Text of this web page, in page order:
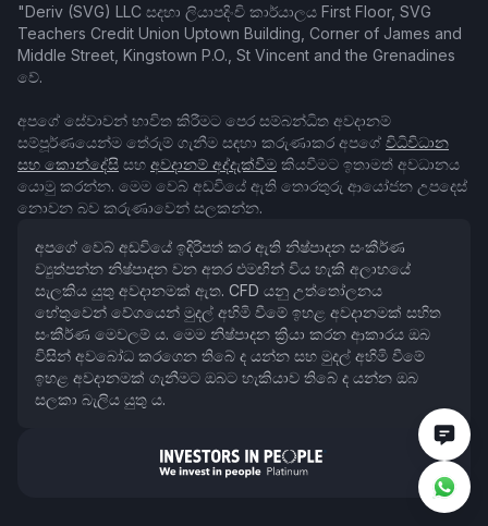
"Deriv (SVG) LLC සදහා ලියාපදිංචි කාර්යාලය First Floor, SVG
Teachers Credit Union Uptown Building, Corner of James and
Middle Street, Kingstown P.O., St Vincent and the Grenadines
වේ.
අපගේ සේවාවන් භාවිත කිරීමට පෙර සම්බන්ධිත අවදානම්
සම්පූර්ණයෙන්ම තේරුම් ගැනීම සඳහා කරුණාකර අපගේ විධිවිධාන
සහ කොන්දේසි සහ අවදානම් අද්දැක්වීම කියවීමට ඉතාමත් අවධානය
යොමු කරන්න. මෙම වෙබ් අඩවියේ ඇති තොරතුරු ආයෝජන උපදෙස්
නොවන බව කරුණාවෙන් සලකන්න.
අපගේ වෙබ් අඩවියේ ඉදිරිපත් කර ඇති නිෂ්පාදන සංකීර්ණ
ව්‍යුත්පන්න නිෂ්පාදන වන අතර එමඟින් විය හැකි අලාභයේ
සැලකිය යුතු අවදානමක් ඇත. CFD යනු උත්තෝලනය
හේතුවෙන් වේගයෙන් මුදල් අහිමි වීමේ ඉහළ අවදානමක් සහිත
සංකීර්ණ මෙවලම් ය. මෙම නිෂ්පාදන ක්‍රියා කරන ආකාරය ඔබ
විසින් අවබෝධ කරගෙන තිබේ ද යන්න සහ මුදල් අහිමි වීමේ
ඉහළ අවදානමක් ගැනීමට ඔබට හැකියාව තිබේ ද යන්න ඔබ
සලකා බැලිය යුතු ය.